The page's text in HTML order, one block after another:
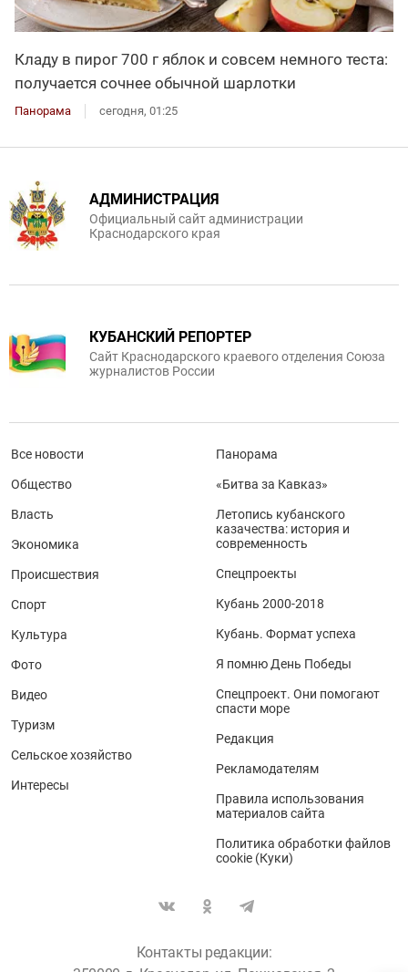
Кладу в пирог 700 г яблок и совсем немного теста:
получается сочнее обычной шарлотки
Панорама сегодня, 01:25
АДМИНИСТРАЦИЯ
Официальный сайт администрации
Краснодарского края
КУБАНСКИЙ РЕПОРТЕР
Сайт Краснодарского краевого отделения Союза
журналистов России
Все новости
Общество
Власть
Экономика
Происшествия
Спорт
Культура
Фото
Видео
Туризм
Сельское хозяйство
Интересы
Панорама
«Битва за Кавказ»
Летопись кубанского
казачества: история и
современность
Спецпроекты
Кубань 2000-2018
Кубань. Формат успеха
Я помню День Победы
Спецпроект. Они помогают
спасти море
Редакция
Рекламодателям
Правила использования
материалов сайта
Политика обработки файлов
cookie (Куки)
Контакты редакции: